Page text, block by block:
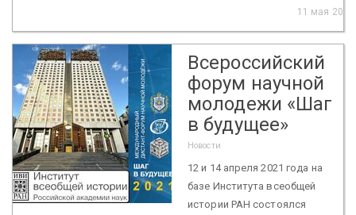
11 мая 2021
Всероссийский
форум научной
молодежи «Шаг
в будущее»
Новости
12 и 14 апреля 2021 года на
базе Института всеобщей
истории РАН состоялся